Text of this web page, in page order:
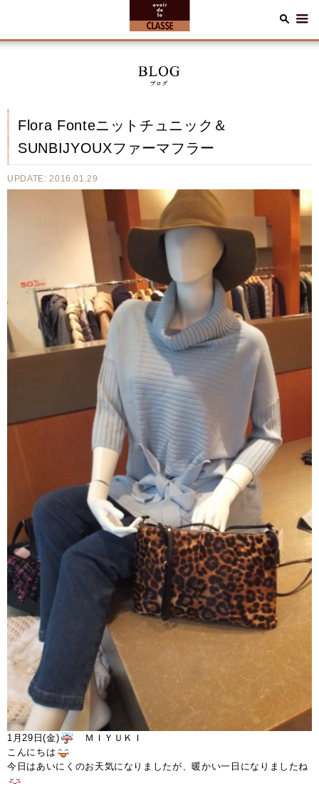
Flora Fonteニットチュニック＆
SUNBIJYOUXファーマフラー
UPDATE: 2016.01.29
1月29日(金)
ＭＩＹＵＫＩ
こんにちは
今日はあいにくのお天気になりましたが、暖かい一日になりましたね